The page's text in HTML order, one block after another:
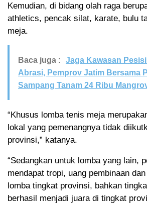
Kemudian, di bidang olah raga
athletics, pencak silat, karate, bulu
meja.
Baca juga :
Jaga Kawasan
Abrasi, Pemprov Jatim Bersama
Sampang Tanam 24 Ribu
“Khusus lomba tenis meja
lokal yang pemenangnya tidak
provinsi,” katanya.
“Sedangkan untuk lomba yang lain,
mendapat tropi, uang pembinaan
lomba tingkat provinsi, bahkan
berhasil menjadi juara di tingkat